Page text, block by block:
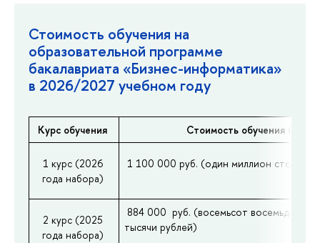
Стоимость обучения на
образовательной программе
бакалавриата «Бизнес-информатика»
в 2026/2027 учебном году
Курс обучения Стоимость обучения (руб.)
1 курс (2026
года набора)
1 100 000 руб. (один миллион сто
2 курс (2025
года набора)
884 000 руб. (восемьсот восемьдесят
тысячи рублей)